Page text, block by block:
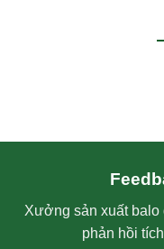
Xưởng sản xuất balo
phản hồi